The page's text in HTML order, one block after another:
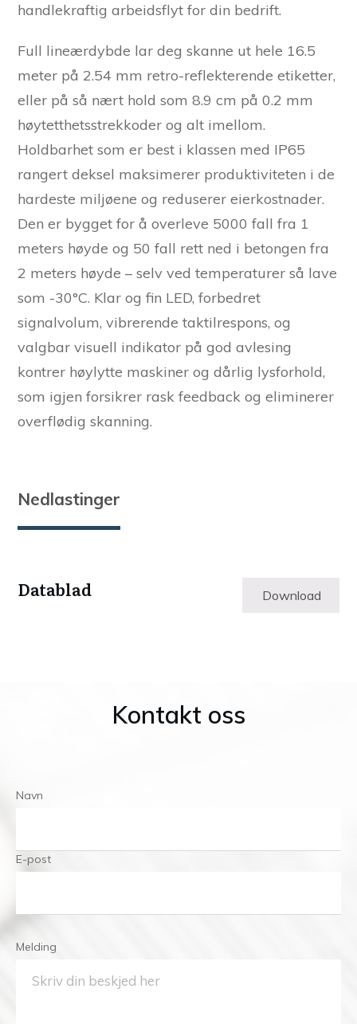
handlekraftig arbeidsflyt for din bedrift.
Full lineærdybde lar deg skanne ut hele 16.5
meter på 2.54 mm retro-reflekterende etiketter,
eller på så nært hold som 8.9 cm på 0.2 mm
høytetthetsstrekkoder og alt imellom.
Holdbarhet som er best i klassen med IP65
rangert deksel maksimerer produktiviteten i de
hardeste miljøene og reduserer eierkostnader.
Den er bygget for å overleve 5000 fall fra 1
meters høyde og 50 fall rett ned i betongen fra
2 meters høyde – selv ved temperaturer så lave
som -30°C. Klar og fin LED, forbedret
signalvolum, vibrerende taktilrespons, og
valgbar visuell indikator på god avlesing
kontrer høylytte maskiner og dårlig lysforhold,
som igjen forsikrer rask feedback og eliminerer
overflødig skanning.
Nedlastinger
Datablad Download
Kontakt oss
Navn
E-post
Melding